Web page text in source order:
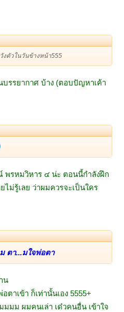
งตัวในวันข้างหน้า555
บรรยากาศ บ้าง (ตอบปัญหาเค้า
พรหมวิหาร ๔ น่ะ ตอนนี้กำลังฝึก
ไม่รู้เลย ว่าผมควรจะเป็นใคร
ตา...มใจพ่อตา
น
ตาเข้า ก็เท่านั้นเอง 5555+
มม ผมคนเล่า เด๋วคนอื่น เข้าใจ